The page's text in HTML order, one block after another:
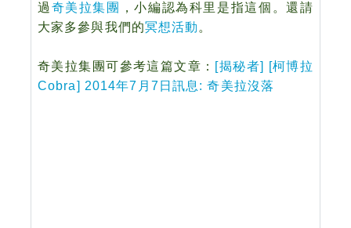
過 奇美拉集團 ，小編認為科里是指這個 。還請
大家多參與我們的冥想活動 。
奇美拉集團可參考這篇文章： [揭秘者] [柯博拉
Cobra] 2014年7月7日訊息: 奇美拉沒落